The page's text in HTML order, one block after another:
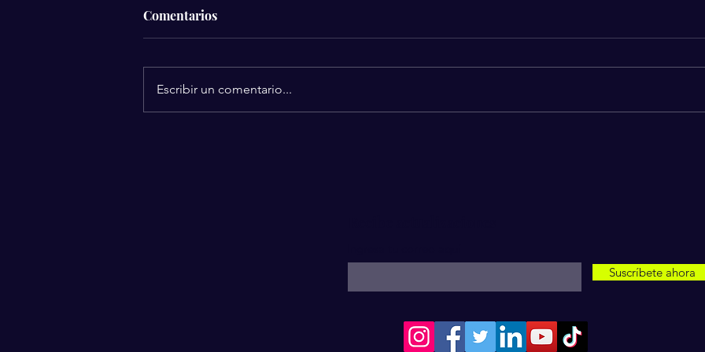
Comentarios
Escribir un comentario...
Suscríbete ahora